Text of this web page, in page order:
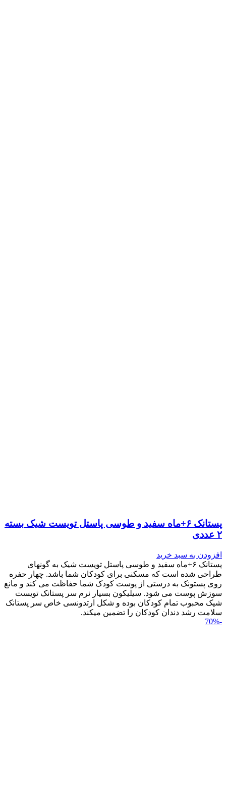
پستانک ۶+ماه سفید و طوسی پاستل تویست شیک بسته
۲ عددی
افزودن به سبد خرید
پستانک ۶+ماه سفید و طوسی پاستل تویست شیک به گونه‎ای
طراحی شده است که مسکنی برای کودکان شما باشد. چهار حفره
روی پستونک به درستی از پوست کودک شما حفاظت می کند و مانع
سوزش پوست می شود. سیلیکون بسیار نرم سر پستانک تویست
شیک محبوب تمام کودکان بوده و شکل ارتدونسی خاص سر پستانک
سلامت رشد دندان کودکان را تضمین می‎کند.
-70%